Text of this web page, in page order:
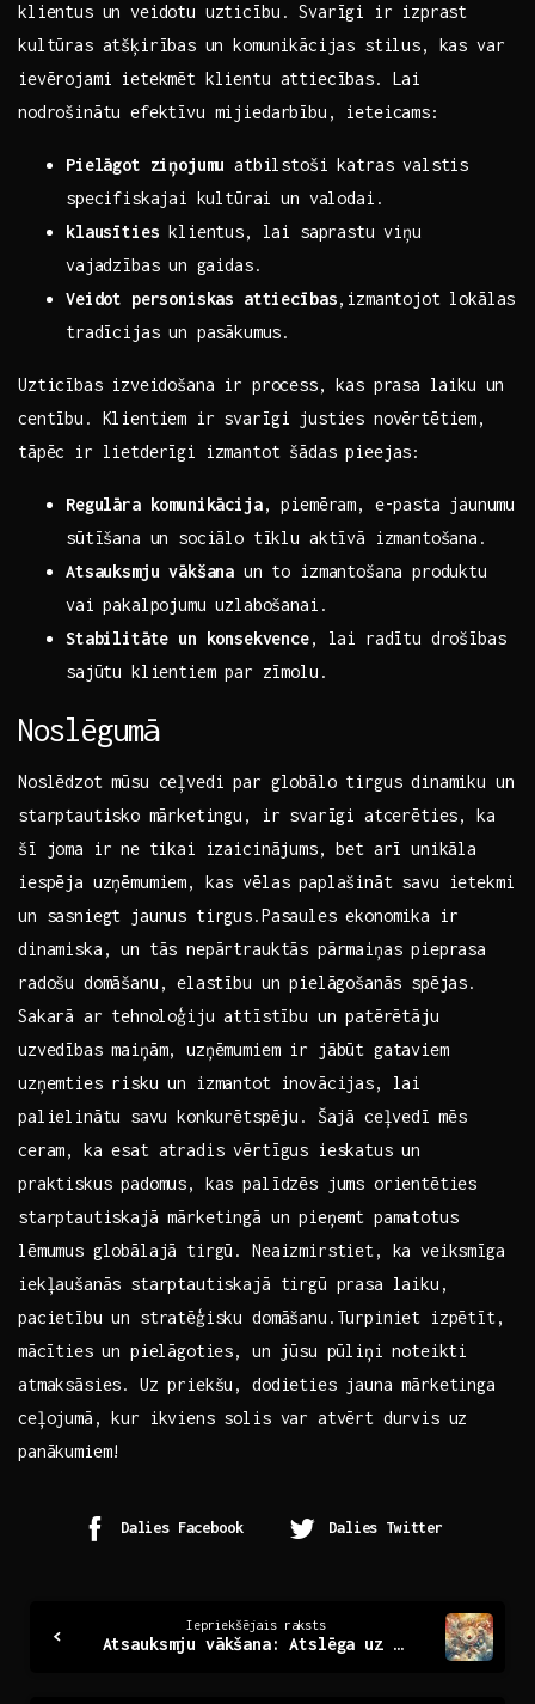
klientus un veidotu uzticību. Svarīgi ir⁣ izprast
‍kultūras atšķirības⁤ un komunikācijas stilus,‌ kas var
ievērojami ietekmēt ​klientu attiecības. Lai
nodrošinātu ​efektīvu mijiedarbību, ieteicams:
Pielāgot ziņojumu atbilstoši katras valstis
specifiskajai⁤ kultūrai un valodai.
klausīties klientus, lai⁤ saprastu viņu
vajadzības un⁣ gaidas.
Veidot personiskas attiecības,izmantojot lokālas
tradīcijas ‍un‍ pasākumus.
Uzticības⁤ izveidošana ir process, kas prasa⁣ laiku ⁣un
centību. Klientiem ir svarīgi justies novērtētiem,
tāpēc ir lietderīgi izmantot šādas pieejas:
Regulāra komunikācija, piemēram, e-pasta ⁢jaunumu
sūtīšana un sociālo tīklu aktīvā izmantošana.
Atsauksmju vākšana un‍ to izmantošana produktu
vai pakalpojumu uzlabošanai.
Stabilitāte un ‍konsekvence, lai radītu drošības
sajūtu klientiem par zīmolu.
Noslēgumā
Noslēdzot mūsu ceļvedi​ par globālo tirgus‌ dinamiku un
starptautisko⁣ mārketingu, ir svarīgi atcerēties, ka
šī‌ joma ir ​ne⁤ tikai izaicinājums,‌ bet arī unikāla
iespēja‌ uzņēmumiem, kas vēlas paplašināt savu ietekmi
un sasniegt jaunus‍ tirgus.Pasaules ‌ekonomika ir
dinamiska, un ​tās ​nepārtrauktās pārmaiņas pieprasa
radošu domāšanu,⁤ elastību un pielāgošanās spējas.
Sakarā ⁣ar tehnoloģiju attīstību un patērētāju
uzvedības maiņām, uzņēmumiem ​ir jābūt gataviem
uzņemties risku un izmantot inovācijas, lai
palielinātu⁢ savu konkurētspēju. Šajā‌ ceļvedī⁤ mēs
ceram, ​ka esat atradis‍ vērtīgus ieskatus un
praktiskus padomus, kas palīdzēs jums orientēties
starptautiskajā mārketingā un pieņemt pamatotus
lēmumus ‍globālajā tirgū. Neaizmirstiet, ka veiksmīga
iekļaušanās starptautiskajā tirgū prasa laiku,
pacietību un stratēģisku domāšanu.Turpiniet izpētīt,
⁤mācīties un pielāgoties, un jūsu pūliņi noteikti
atmaksāsies. ‍Uz priekšu, dodieties jauna mārketinga
ceļojumā,‍ kur ikviens solis​ var atvērt durvis ‌uz
panākumiem!
Dalies Facebook Dalies Twitter
Reading
Iepriekšējais raksts
Atsauksmju vākšana: Atslēga uz klientu apmierinātību